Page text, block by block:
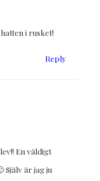
i rusket!
Reply
En väldigt
Själv är jag ju